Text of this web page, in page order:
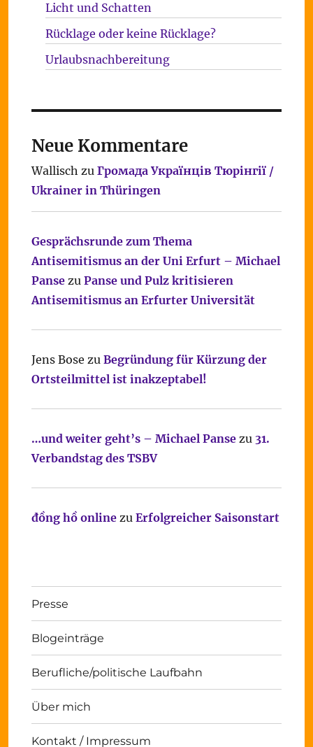
Licht und Schatten
Rücklage oder keine Rücklage?
Urlaubsnachbereitung
Neue Kommentare
Wallisch zu Громада Українців Тюрінгії /
Ukrainer in Thüringen
Gesprächsrunde zum Thema
Antisemitismus an der Uni Erfurt – Michael
Pansezu Panse und Pulz kritisieren
Antisemitismus an Erfurter Universität
Jens Bose zu Begründung für Kürzung der
Ortsteilmittel ist inakzeptabel!
…und weiter geht’s – Michael Pansezu 31.
Verbandstag des TSBV
đồng hồ onlinezu Erfolgreicher Saisonstart
Presse
Blogeinträge
Berufliche/politische Laufbahn
Über mich
Kontakt / Impressum